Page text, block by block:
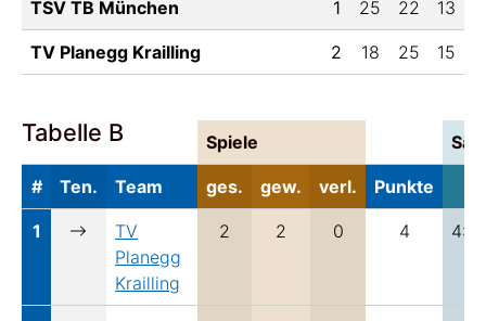
TSV TB München 1 25 22 13
TV Planegg Krailling 2 18 25 15
Tabelle B Spiele
# Ten. Team ges. gew. verl. Punkte
1
TV
Planegg
Krailling
2 2 0 4 4:2